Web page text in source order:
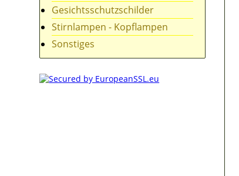
Gesichtsschutzschilder
Stirnlampen - Kopflampen
Sonstiges